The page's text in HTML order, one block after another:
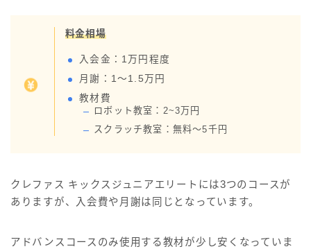
料金相場
入会金：1万円程度
月謝：1～1.5万円
教材費
ロボット教室：2~3万円
スクラッチ教室：無料～5千円
クレファス キックスジュニアエリートには3つのコースが
ありますが、入会費や月謝は同じとなっています。
アドバンスコースのみ使用する教材が少し安くなっていま